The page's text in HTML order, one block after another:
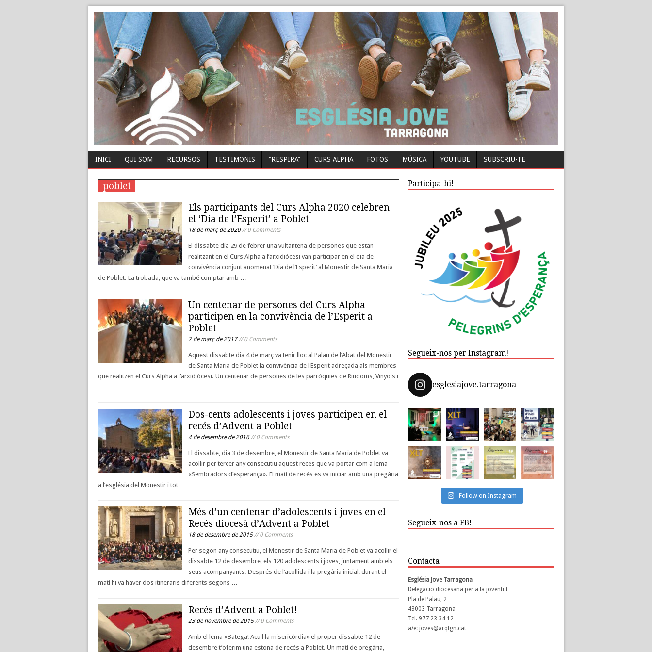
INICI QUI SOM RECURSOS TESTIMONIS “RESPIRA” CURS ALPHA FOTOS MÚSICA YOUTUBE SUBSCRIU-TE
poblet
Els participants del Curs Alpha 2020 celebren
el ‘Dia de l’Esperit’ a Poblet
18 de març de 2020// 0 Comments
El dissabte dia 29 de febrer una vuitantena de persones que estan
realitzant en el Curs Alpha a l’arxidiòcesi van participar en el dia de
convivència conjunt anomenat ‘Dia de l’Esperit’ al Monestir de Santa Maria
de Poblet. La trobada, que va també comptar amb …
Un centenar de persones del Curs Alpha
participen en la convivència de l’Esperit a
Poblet
7 de març de 2017// 0 Comments
Aquest dissabte dia 4 de març va tenir lloc al Palau de l’Abat del Monestir
de Santa Maria de Poblet la convivència de l’Esperit adreçada als membres
que realitzen el Curs Alpha a l’arxidiòcesi. Un centenar de persones de les parròquies de Riudoms, Vinyols i
…
Dos-cents adolescents i joves participen en el
recés d’Advent a Poblet
4 de desembre de 2016// 0 Comments
El dissabte, dia 3 de desembre, el Monestir de Santa Maria de Poblet va
acollir per tercer any consecutiu aquest recés que va portar com a lema
«Sembradors d’esperança». El matí de recés es va iniciar amb una pregària
a l’església del Monestir i tot …
Més d’un centenar d’adolescents i joves en el
Recés diocesà d’Advent a Poblet
18 de desembre de 2015// 0 Comments
Per segon any consecutiu, el Monestir de Santa Maria de Poblet va acollir el
dissabte 12 de desembre, els 120 adolescents i joves, juntament amb els
seus acompanyants. Després de l’acollida i la pregària inicial, durant el
matí hi va haver dos itineraris diferents segons …
Recés d’Advent a Poblet!
23 de novembre de 2015// 0 Comments
Amb el lema «Batega! Acull la misericòrdia» el proper dissabte 12 de
desembre t’oferim una estona de recés a Poblet. Un matí de pregària,
Participa-hi!
Segueix-nos per Instagram!
esglesiajove.tarragona
Follow on Instagram
Segueix-nos a FB!
Contacta
Església Jove Tarragona
Delegació diocesana per a la joventut
Pla de Palau, 2
43003 Tarragona
Tel. 977 23 34 12
a/e: joves@arqtgn.cat